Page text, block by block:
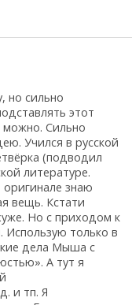
но сильно
этот
Сильно
Учился в русской
(подводил
литературе.
знаю
вещь. Кстати
Но с приходом к
Использую только в
дела Мыша с
А тут я
и тп. Я